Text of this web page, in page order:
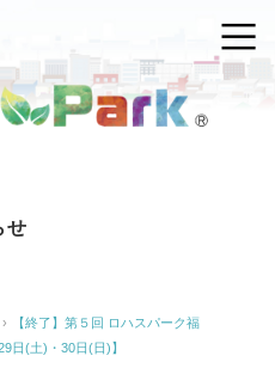
せ
›
【終了】第５回 ロハスパーク福
日(土)・30日(日)】